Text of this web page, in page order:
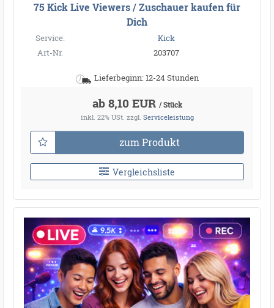
75 Kick Live Viewers / Zuschauer kaufen für
Dich
Service:
Kick
Art-Nr.
203707
Lieferbeginn: 12-24 Stunden
ab 8,10 EUR / Stück
inkl. 22% USt. zzgl. Serviceleistung
zum Produkt
Vergleichsliste